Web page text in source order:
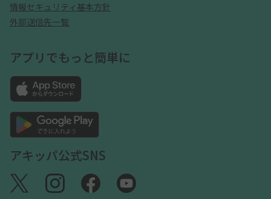
情報セキュリティ基本方針
外部送信先一覧
アプリでもっと簡単に
アキッパ公式SNS